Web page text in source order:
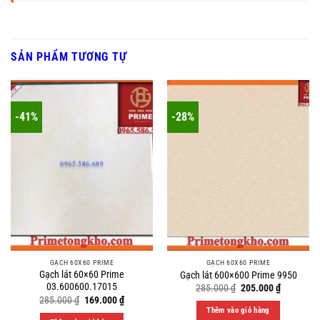
SẢN PHẨM TƯƠNG TỰ
-41%
GẠCH 60X60 PRIME
Gạch lát 60×60 Prime
03.600600.17015
285.000₫ Original
was:
169.000₫Current
price
-28%
GẠCH 60X60 PRIME
Gạch lát 600×600 Prime 9950
285.000₫ Original
was:
285.000 ₫.
205.000₫Current
price
Thêm vào giỏ hàng